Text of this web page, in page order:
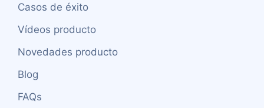
Casos de éxito
Vídeos producto
Novedades producto
Blog
FAQs